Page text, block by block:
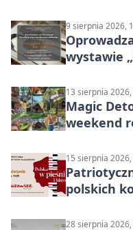
9 sierpnia 2026,
wystawie
Mazowsza
13 sierpnia
Magic
weekend
15 sierpnia
polskich
28 sierpnia